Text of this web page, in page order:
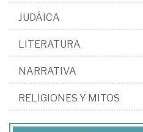
JUDÁICA
LITERATURA
NARRATIVA
RELIGIONES Y MITOS